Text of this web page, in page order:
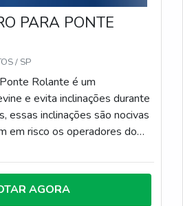
PARA PONTE
/ SP
Rolante é um
e evita inclinações durante
essas inclinações são nocivas
em risco os operadores do
do
empresa especializada
movimentação e elevação de
AGORA